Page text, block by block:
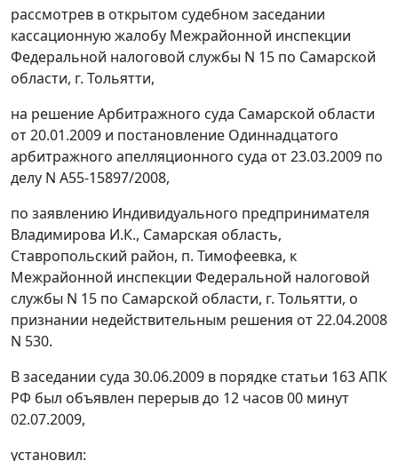
рассмотрев в открытом судебном заседании
кассационную жалобу Межрайонной инспекции
Федеральной налоговой службы N 15 по Самарской
области, г. Тольятти,
на решение Арбитражного суда Самарской области
от 20.01.2009 и постановление Одиннадцатого
арбитражного апелляционного суда от 23.03.2009 по
делу N А55-15897/2008,
по заявлению Индивидуального предпринимателя
Владимирова И.К., Самарская область,
Ставропольский район, п. Тимофеевка, к
Межрайонной инспекции Федеральной налоговой
службы N 15 по Самарской области, г. Тольятти, о
признании недействительным решения от 22.04.2008
N 530.
В заседании суда 30.06.2009 в порядке статьи 163АПК
РФ был объявлен перерыв до 12 часов 00 минут
02.07.2009,
установил: